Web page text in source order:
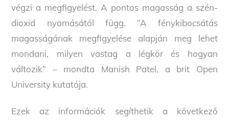
végzi a megfigyelést. A pontos magasság a szén-
dioxid nyomásától függ. “A fénykibocsátás
magasságának megfigyelése alapján meg lehet
mondani, milyen vastag a légkör és hogyan
változik” – mondta Manish Patel, a brit Open
University kutatója.
Ezek az információk segíthetik a következő